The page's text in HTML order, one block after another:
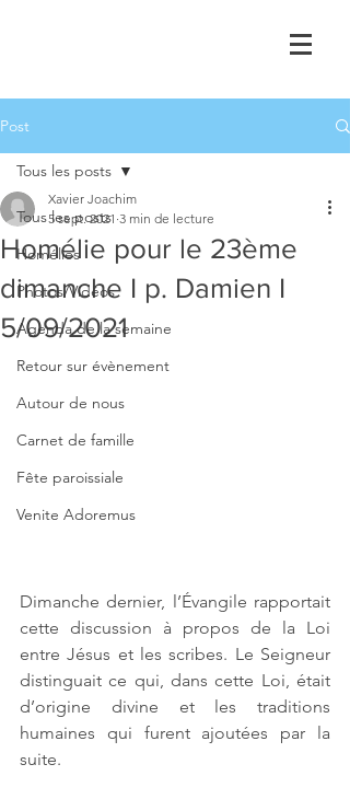
Post
Tous les posts
Homélies
Photos/Vidéos
Agenda de la semaine
Retour sur évènement
Autour de nous
Carnet de famille
Fête paroissiale
Venite Adoremus
Tous les posts
Homélie pour le 23ème
dimanche I p. Damien I
5/09/2021
Xavier Joachim
5 sept. 2021 3 min de lecture
Dimanche dernier, l’Évangile rapportait
cette discussion à propos de la Loi
entre Jésus et les scribes. Le Seigneur
distinguait ce qui, dans cette Loi, était
d’origine divine et les traditions
humaines qui furent ajoutées par la
suite.